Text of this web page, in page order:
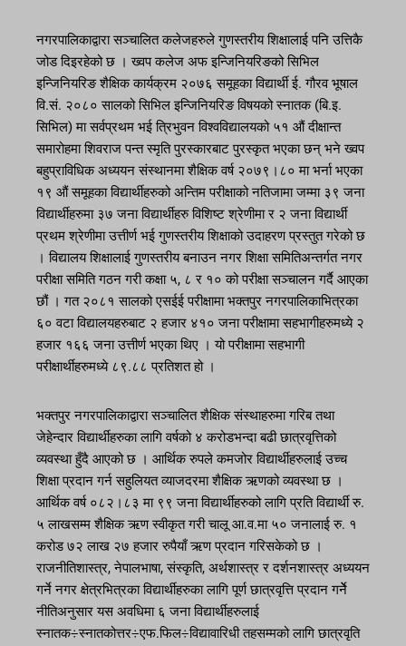
नगरपालिकाद्वारा सञ्चालित कलेजहरुले गुणस्तरीय शिक्षालाई पनि उत्तिकै
जोड दिइरहेको छ । ख्वप कलेज अफ इन्जिनियरिङको सिभिल
इन्जिनियरिङ शैक्षिक कार्यक्रम २०७६ समूहका विद्यार्थी ई. गौरव भूषाल
वि.सं. २०८० सालको सिभिल इन्जिनियरिङ विषयको स्नातक (बि.इ.
सिभिल) मा सर्वप्रथम भई त्रिभुवन विश्वविद्यालयको ५१ औं दीक्षान्त
समारोहमा शिवराज पन्त स्मृति पुरस्कारबाट पुरस्कृत भएका छन् भने ख्वप
बहुप्राविधिक अध्ययन संस्थानमा शैक्षिक वर्ष २०७९।८० मा भर्ना भएका
१९ औं समूहका विद्यार्थीहरुको अन्तिम परीक्षाको नतिजामा जम्मा ३९ जना
विद्यार्थीहरुमा ३७ जना विद्यार्थीहरु विशिष्ट श्रेणीमा र २ जना विद्यार्थी
प्रथम श्रेणीमा उत्तीर्ण भई गुणस्तरीय शिक्षाको उदाहरण प्रस्तुत गरेको छ
। विद्यालय शिक्षालाई गुणस्तरीय बनाउन नगर शिक्षा समितिअन्तर्गत नगर
परीक्षा समिति गठन गरी कक्षा ५, ८ र १० को परीक्षा सञ्चालन गर्दै आएका
छौं । गत २०८१ सालको एसईई परीक्षामा भक्तपुर नगरपालिकाभित्रका
६० वटा विद्यालयहरुबाट २ हजार ४१० जना परीक्षामा सहभागीहरुमध्ये २
हजार १६६ जना उत्तीर्ण भएका थिए । यो परीक्षामा सहभागी
परीक्षार्थीहरुमध्ये ८९.८८ प्रतिशत हो ।
भक्तपुर नगरपालिकाद्वारा सञ्चालित शैक्षिक संस्थाहरुमा गरिब तथा
जेहेन्दार विद्यार्थीहरुका लागि वर्षको ४ करोडभन्दा बढी छात्रवृत्तिको
व्यवस्था हुँदै आएको छ । आर्थिक रुपले कमजोर विद्यार्थीहरुलाई उच्च
शिक्षा प्रदान गर्न सहुलियत व्याजदरमा शैक्षिक ऋणको व्यवस्था छ ।
आर्थिक वर्ष ०८२।८३ मा ९९ जना विद्यार्थीहरुको लागि प्रति विद्यार्थी रु.
५ लाखसम्म शैक्षिक ऋण स्वीकृत गरी चालू आ.व.मा ५० जनालाई रु. १
करोड ७२ लाख २७ हजार रुपैयाँ ऋण प्रदान गरिसकेको छ ।
राजनीतिशास्त्र, नेपालभाषा, संस्कृति, अर्थशास्त्र र दर्शनशास्त्र अध्ययन
गर्ने नगर क्षेत्रभित्रका विद्यार्थीहरुका लागि पूर्ण छात्रवृत्ति प्रदान गर्नेे
नीतिअनुसार यस अवधिमा ६ जना विद्यार्थीहरुलाई
स्नातक÷स्नातकोत्तर÷एफ.फिल÷विद्यावारिधी तहसम्मको लागि छात्रवृति